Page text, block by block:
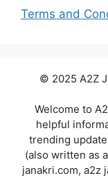
Terms and
© 2025 A2Z
Welcome to
helpful
trending
(also written as
janakri.com, a2z